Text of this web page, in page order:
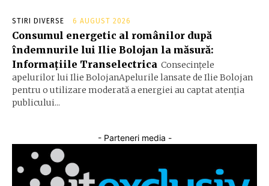
STIRI DIVERSE 6 AUGUST 2026
Consumul energetic al românilor după
îndemnurile lui Ilie Bolojan la măsură:
Informațiile Transelectrica Consecințele
apelurilor lui Ilie BolojanApelurile lansate de Ilie Bolojan
pentru o utilizare moderată a energiei au captat atenția
publicului...
- Parteneri media -